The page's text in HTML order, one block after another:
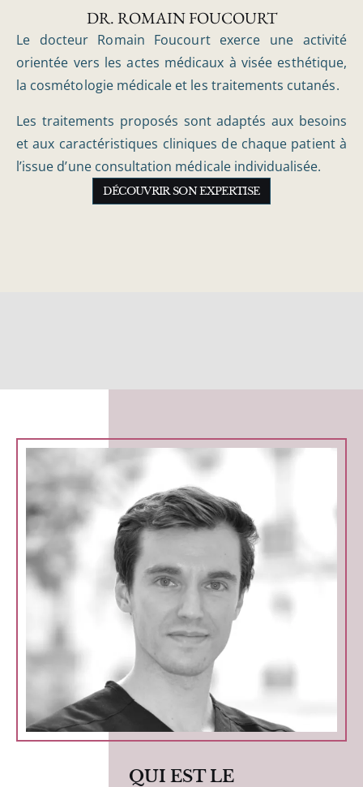
DR. ROMAIN FOUCOURT
Le docteur Romain Foucourt exerce une activité
orientée vers les actes médicaux à visée esthétique,
la cosmétologie médicale et les traitements cutanés.
Les traitements proposés sont adaptés aux besoins
et aux caractéristiques cliniques de chaque patient à
l’issue d’une consultation médicale individualisée.
DÉCOUVRIR SON EXPERTISE
QUI EST LE